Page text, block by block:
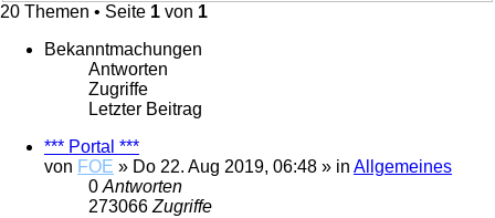
20 Themen • Seite 1 von 1
Bekanntmachungen
Antworten
Zugriffe
Letzter Beitrag
*** Portal ***
von FOE » Do 22. Aug 2019, 06:48 » in Allgemeines
0 Antworten
273066 Zugriffe